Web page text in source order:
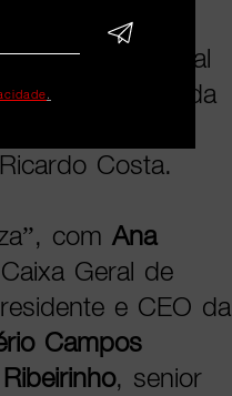
realidade global
ao impacto da
Costa.
comAna
Geral de
e CEO da
Campos
, senior
.